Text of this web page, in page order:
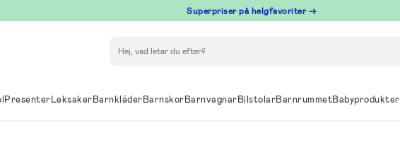
Superpriser på helgfavoriter →
PresenterLeksakerBarnkläderBarnskorBarnvagnarBilstolarBarnrummetBabyprodukter